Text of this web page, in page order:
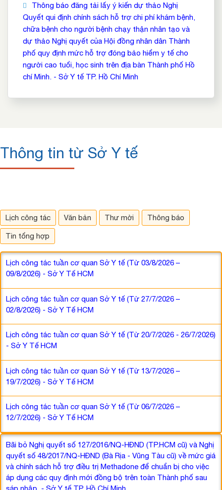
Thông báo đăng tải lấy ý kiến dự thảo Nghị
Quyết qui định chính sách hỗ trợ chi phí khám bệnh,
chữa bệnh cho người bệnh chạy thận nhân tạo và
dự thảo Nghị quyết của Hội đồng nhân dân Thành
phố quy định mức hỗ trợ đóng bảo hiểm y tế cho
người cao tuổi, học sinh trên địa bàn Thành phố Hồ
chí Minh. - Sở Y tế TP. Hồ Chí Minh
Thông tin từ Sở Y tế
Lịch công tác Văn bản Thư mời Thông báo
Tin tổng hợp
Lịch công tác tuần cơ quan Sở Y tế (Từ 03/8/2026 –
09/8/2026) - Sở Y Tế HCM
Lịch công tác tuần cơ quan Sở Y tế (Từ 27/7/2026 –
02/8/2026) - Sở Y Tế HCM
Lịch công tác tuần cơ quan Sở Y tế (Từ 20/7/2026 - 26/7/2026)
- Sở Y Tế HCM
Lịch công tác tuần cơ quan Sở Y tế (Từ 13/7/2026 –
19/7/2026) - Sở Y Tế HCM
Lịch công tác tuần cơ quan Sở Y tế (Từ 06/7/2026 –
12/7/2026) - Sở Y Tế HCM
Bãi bỏ Nghị quyết số 127/2016/NQ-HĐND (TP.HCM cũ) và Nghị
quyết số 48/2017/NQ-HĐND (Bà Rịa - Vũng Tàu cũ) về mức giá
và chính sách hỗ trợ điều trị Methadone để chuẩn bị cho việc
áp dụng các quy định mới đồng bộ trên toàn Thành phố sau
sáp nhập. - Sở Y tế TP. Hồ Chí Minh